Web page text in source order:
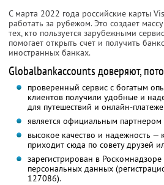
С марта 2022 года российские карты
работать за рубежом. Это создает
тех, кто пользуется зарубежными
помогает открыть счет и получить
иностранных банках.
Globalbankaccounts доверяют,
проверенный сервис с богатым
клиентов получили удобные и
для путешествий и онлайн-
является официальным партнером
высокое качество и надежность —
приходит сюда по совету друзей
зарегистрирован в
персональных данных
127086).